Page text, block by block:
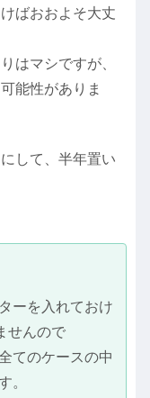
ばおおよそ大丈
はマシですが、
能性がありま
して、半年置い
ーを入れておけ
せんので
てのケースの中
。